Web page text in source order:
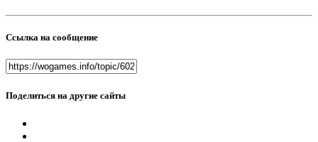
Ссылка на сообщение
Поделиться на другие сайты